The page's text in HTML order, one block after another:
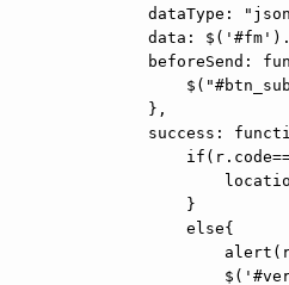
dataType:
data:
beforeSend:
},
success:
}
else{